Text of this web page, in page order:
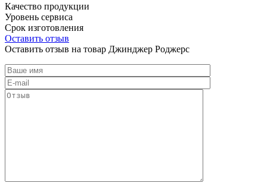
Качество продукции
Уровень сервиса
Срок изготовления
Оставить отзыв
Оставить отзыв на товар Джинджер Роджерс